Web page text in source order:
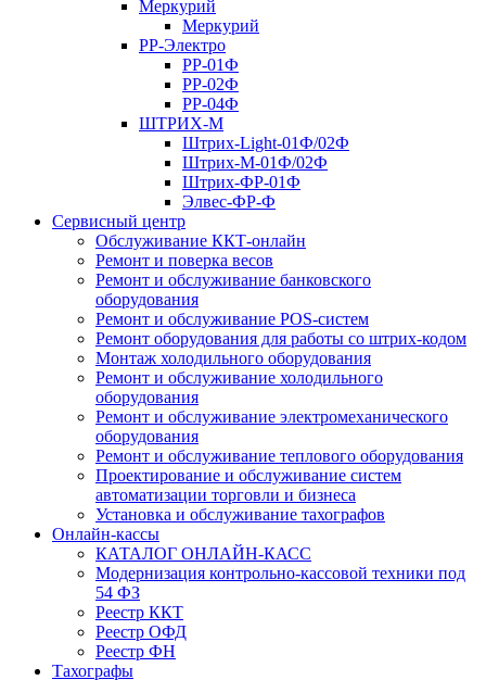
Меркурий
Меркурий
РР-Электро
РР-01Ф
РР-02Ф
РР-04Ф
ШТРИХ-М
Штрих-Light-01Ф/02Ф
Штрих-М-01Ф/02Ф
Штрих-ФР-01Ф
Элвес-ФР-Ф
Сервисный центр
Обслуживание ККТ-онлайн
Ремонт и поверка весов
Ремонт и обслуживание банковского
оборудования
Ремонт и обслуживание POS-систем
Ремонт оборудования для работы со штрих-кодом
Монтаж холодильного оборудования
Ремонт и обслуживание холодильного
оборудования
Ремонт и обслуживание электромеханического
оборудования
Ремонт и обслуживание теплового оборудования
Проектирование и обслуживание систем
автоматизации торговли и бизнеса
Установка и обслуживание тахографов
Онлайн-кассы
КАТАЛОГ ОНЛАЙН-КАСС
Модернизация контрольно-кассовой техники под
54 ФЗ
Реестр ККТ
Реестр ОФД
Реестр ФН
Тахографы